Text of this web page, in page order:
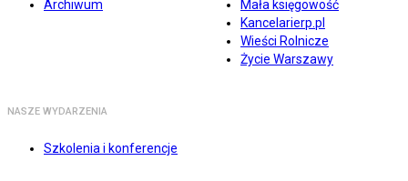
Archiwum
Mała księgowość
Kancelarierp.pl
Wieści Rolnicze
Życie Warszawy
NASZE WYDARZENIA
Szkolenia i konferencje